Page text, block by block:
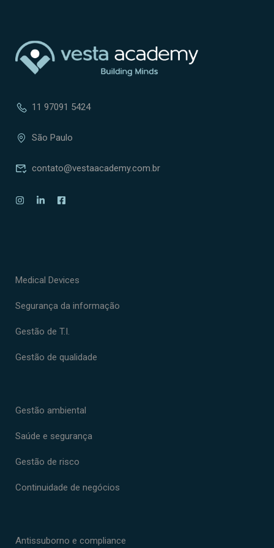
11 97091 5424
São Paulo
contato@vestaacademy.com.br
Medical Devices
Segurança da informação
Gestão de T.I.
Gestão de qualidade
Gestão ambiental
Saúde e segurança
Gestão de risco
Continuidade de negócios
Antissuborno e compliance